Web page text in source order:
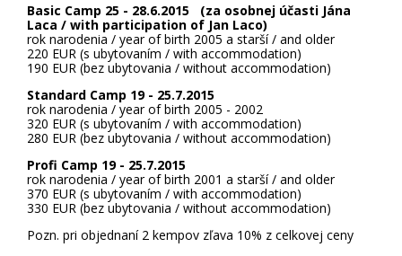
Basic Camp 25 - 28.6.2015 (za osobnej účasti Jána
Laca / with participation of Jan Laco)
rok narodenia / year of birth 2005 a starší / and older
220 EUR (s ubytovaním / with accommodation)
190 EUR (bez ubytovania / without accommodation)
Standard Camp 19 - 25.7.2015
rok narodenia / year of birth 2005 - 2002
320 EUR (s ubytovaním / with accommodation)
280 EUR (bez ubytovania / without accommodation)
Profi Camp 19 - 25.7.2015
rok narodenia / year of birth 2001 a starší / and older
370 EUR (s ubytovaním / with accommodation)
330 EUR (bez ubytovania / without accommodation)
Pozn. pri objednaní 2 kempov zľava 10% z celkovej ceny